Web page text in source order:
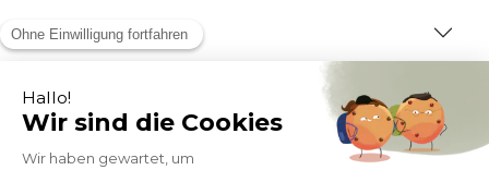
ÜBER MILIBOO
HILFE & KONTAKT